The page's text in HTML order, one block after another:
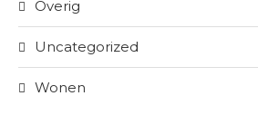
Overig
Uncategorized
Wonen